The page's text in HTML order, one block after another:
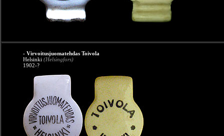
- Virvoitusjuomatehdas Toivola
Helsinki (Helsingfors)
1902-?